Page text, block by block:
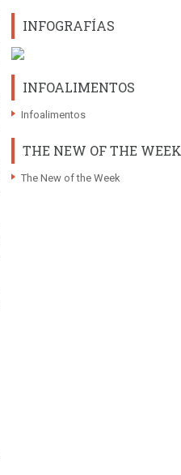
INFOGRAFÍAS
INFOALIMENTOS
Infoalimentos
THE NEW OF THE WEEK
The New of the Week